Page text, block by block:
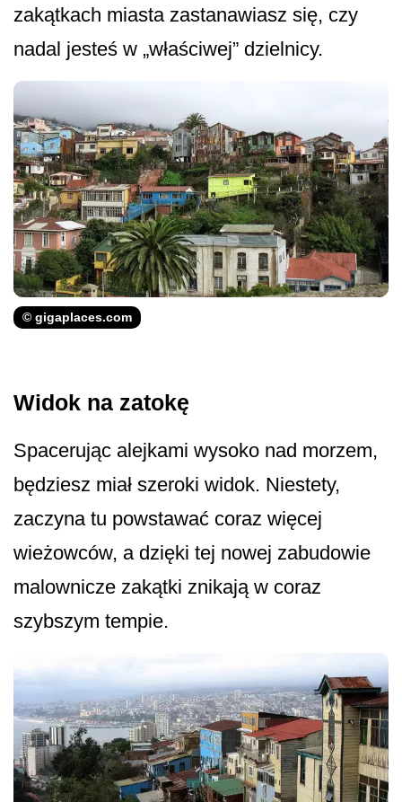
zakątkach miasta zastanawiasz się, czy
nadal jesteś w „właściwej” dzielnicy.
© gigaplaces.com
Widok na zatokę
Spacerując alejkami wysoko nad morzem,
będziesz miał szeroki widok. Niestety,
zaczyna tu powstawać coraz więcej
wieżowców, a dzięki tej nowej zabudowie
malownicze zakątki znikają w coraz
szybszym tempie.